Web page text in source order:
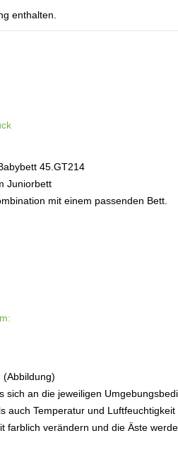
enthalten.
45.GT214
Juniorbett
mit einem passenden Bett.
(Abbildung)
sich an die jeweiligen
auch Temperatur und Luftfeuchtigkeit
verändern und die Äste